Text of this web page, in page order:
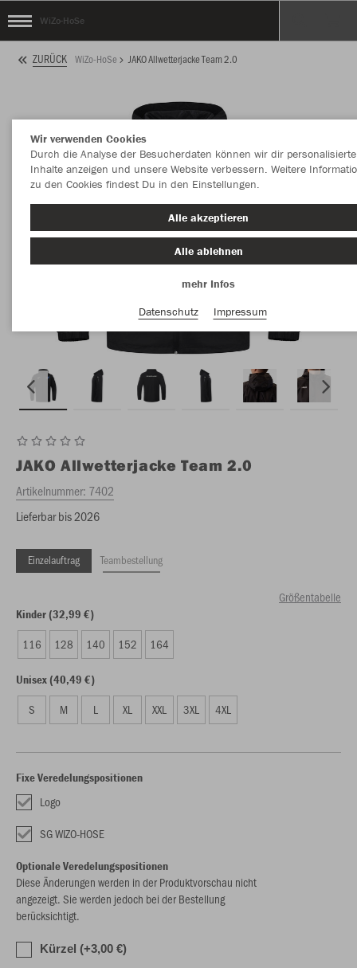
WiZo-HoSe
ZURÜCK WiZo-HoSe JAKO Allwetterjacke Team 2.0
JAKO Allwetterjacke Team 2.0
Artikelnummer: 7402
Lieferbar bis 2026
Einzelauftrag Teambestellung
Größentabelle
Kinder (32,99 €)
116 128 140 152 164
Unisex (40,49 €)
S M L XL XXL 3XL 4XL
Fixe Veredelungspositionen
Logo
SG WIZO-HOSE
Optionale Veredelungspositionen
Diese Änderungen werden in der Produktvorschau nicht
angezeigt. Sie werden jedoch bei der Bestellung
berücksichtigt.
Kürzel (+3,00 €)
Wir verwenden Cookies
Durch die Analyse der Besucherdaten können wir dir personalisierte
Inhalte anzeigen und unsere Website verbessern. Weitere
zu den Cookies findest Du in den Einstellungen.
Alle akzeptieren
Alle ablehnen
mehr Infos
Datenschutz
Impressum